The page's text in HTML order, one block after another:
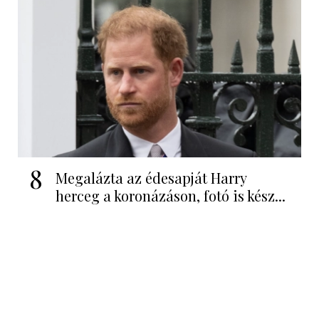
8
Megalázta az édesapját Harry
herceg a koronázáson, fotó is kész...